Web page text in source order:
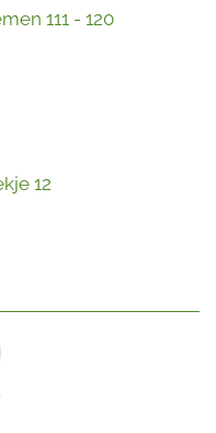
111 - 120
12